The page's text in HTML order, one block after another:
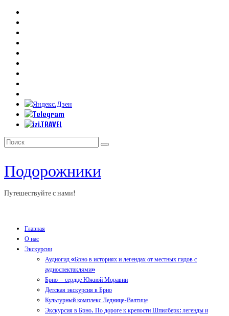
Искать:
Подорожники
Путешествуйте с нами!
Главная
О нас
Экскурсии
Аудиогид «Брно в историях и легендах от местных гидов с
аудиоспектаклями»
Брно – сердце Южной Моравии
Детская экскурсия в Брно
Культурный комплекс Леднице-Валтице
Экскурсия в Брно. По дороге к крепости Шпилберк: легенды и